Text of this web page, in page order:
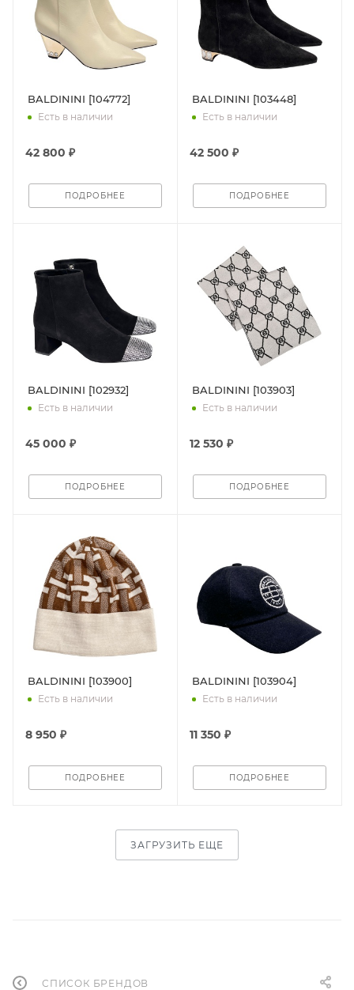
BALDININI [104772]
Есть в наличии
42 800 ₽
ПОДРОБНЕЕ
BALDININI [103448]
Есть в наличии
42 500 ₽
ПОДРОБНЕЕ
BALDININI [102932]
Есть в наличии
45 000 ₽
ПОДРОБНЕЕ
BALDININI [103903]
Есть в наличии
12 530 ₽
ПОДРОБНЕЕ
BALDININI [103900]
Есть в наличии
8 950 ₽
ПОДРОБНЕЕ
BALDININI [103904]
Есть в наличии
11 350 ₽
ПОДРОБНЕЕ
ЗАГРУЗИТЬ ЕЩЕ
СПИСОК БРЕНДОВ